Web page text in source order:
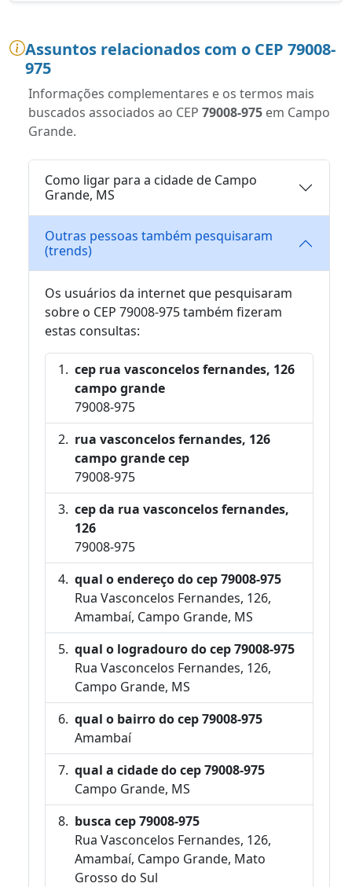
Assuntos relacionados com o CEP 79008-
975
Informações complementares e os termos mais
buscados associados ao CEP 79008-975 em Campo
Grande.
Como ligar para a cidade de Campo
Grande, MS
Outras pessoas também pesquisaram
(trends)
Os usuários da internet que pesquisaram
sobre o CEP 79008-975 também fizeram
estas consultas:
cep rua vasconcelos fernandes, 126
campo grande
79008-975
rua vasconcelos fernandes, 126
campo grande cep
79008-975
cep da rua vasconcelos fernandes,
126
79008-975
qual o endereço do cep 79008-975
Rua Vasconcelos Fernandes, 126,
Amambaí, Campo Grande, MS
qual o logradouro do cep 79008-975
Rua Vasconcelos Fernandes, 126,
Campo Grande, MS
qual o bairro do cep 79008-975
Amambaí
qual a cidade do cep 79008-975
Campo Grande, MS
busca cep 79008-975
Rua Vasconcelos Fernandes, 126,
Amambaí, Campo Grande, Mato
Grosso do Sul